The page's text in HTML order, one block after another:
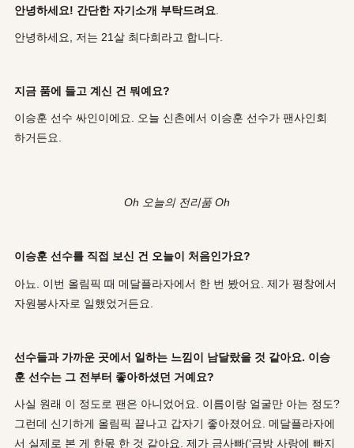
안녕하세요! 간단한 자기소개 부탁드려요
안녕하세요, 저는 21살 최다희라고 합니다.
지금 품에 들고 계신 건 뭐예요?
이승훈 선수 싸인이에요. 오늘 신촌에서 이승훈 선수가 팬사인회
하거든요.
Oh 오늘의 전리품 Oh
이승훈 선수를 직접 보신 건 오늘이 처음인가요?
아뇨. 이번 올림픽 때 메달플라자에서 한 번 봤어요. 제가 평창에서
자원봉사자로 일했었거든요.
선수들과 가까운 곳에서 일하는 느낌이 남달랐을 것 같아요. 이승
훈 선수는 그 전부터 좋아하셨던 거예요?
사실 원래 이 정도로 팬은 아니었어요. 이름이랑 얼굴만 아는 정도?
그런데 신기하게 올림픽 끝나고 갑자기 좋아졌어요. 메달플라자에
서 실제로 본 게 한몫 한 것 같아요. 제가 금사빠(‘금방 사랑에 빠지